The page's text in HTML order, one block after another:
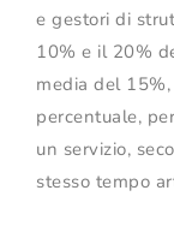
e gestori di
10% e il 20%
media del
percentuale,
un servizio,
stesso tempo